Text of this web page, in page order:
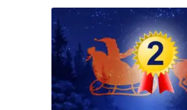
Der
Weihnachten
steht